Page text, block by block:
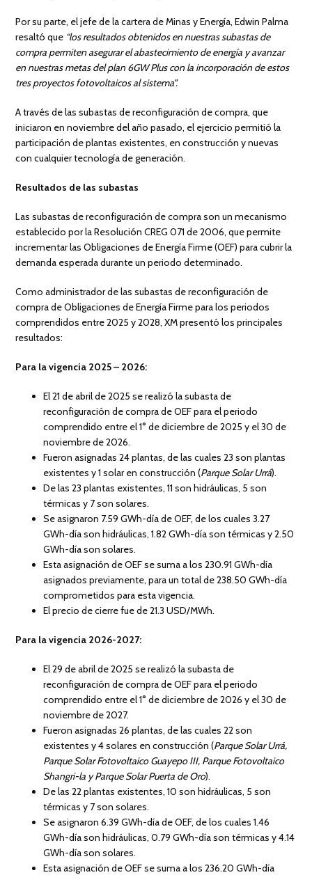
Por su parte, el jefe de la cartera de Minas y Energía, Edwin Palma
resaltó que “los resultados obtenidos en nuestras subastas de
compra permiten asegurar el abastecimiento de energía y avanzar
en nuestras metas del plan 6GW Plus con la incorporación de estos
tres proyectos fotovoltaicos al sistema”.
A través de las subastas de reconfiguración de compra, que
iniciaron en noviembre del año pasado, el ejercicio permitió la
participación de plantas existentes, en construcción y nuevas
con cualquier tecnología de generación.
Resultados de las subastas
Las subastas de reconfiguración de compra son un mecanismo
establecido por la Resolución CREG 071 de 2006, que permite
incrementar las Obligaciones de Energía Firme (OEF) para cubrir la
demanda esperada durante un periodo determinado.
Como administrador de las subastas de reconfiguración de
compra de Obligaciones de Energía Firme para los periodos
comprendidos entre 2025 y 2028, XM presentó los principales
resultados:
Para la vigencia 2025 – 2026:
El 21 de abril de 2025 se realizó la subasta de
reconfiguración de compra de OEF para el periodo
comprendido entre el 1° de diciembre de 2025 y el 30 de
noviembre de 2026.
Fueron asignadas 24 plantas, de las cuales 23 son plantas
existentes y 1 solar en construcción (Parque Solar Urrá).
De las 23 plantas existentes, 11 son hidráulicas, 5 son
térmicas y 7 son solares.
Se asignaron 7.59 GWh-día de OEF, de los cuales 3.27
GWh-día son hidráulicas, 1.82 GWh-día son térmicas y 2.50
GWh-día son solares.
Esta asignación de OEF se suma a los 230.91 GWh-día
asignados previamente, para un total de 238.50 GWh-día
comprometidos para esta vigencia.
El precio de cierre fue de 21.3 USD/MWh.
Para la vigencia 2026-2027:
El 29 de abril de 2025 se realizó la subasta de
reconfiguración de compra de OEF para el periodo
comprendido entre el 1° de diciembre de 2026 y el 30 de
noviembre de 2027.
Fueron asignadas 26 plantas, de las cuales 22 son
existentes y 4 solares en construcción (Parque Solar Urrá,
Parque Solar Fotovoltaico Guayepo III, Parque Fotovoltaico
Shangri-la y Parque Solar Puerta de Oro).
De las 22 plantas existentes, 10 son hidráulicas, 5 son
térmicas y 7 son solares.
Se asignaron 6.39 GWh-día de OEF, de los cuales 1.46
GWh-día son hidráulicas, 0.79 GWh-día son térmicas y 4.14
GWh-día son solares.
Esta asignación de OEF se suma a los 236.20 GWh-día